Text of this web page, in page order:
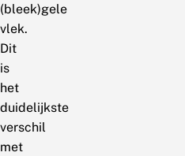
(bleek)gele
vlek.
Dit
is
het
duidelijkste
verschil
met